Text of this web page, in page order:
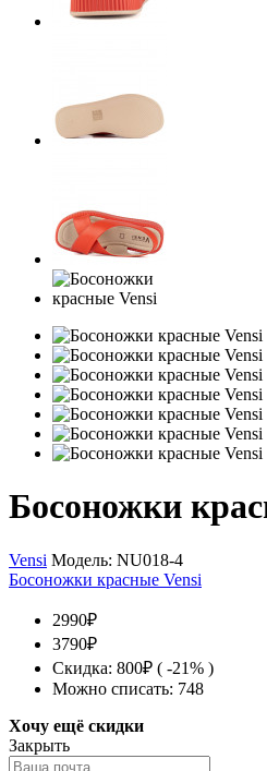
Босоножки
Vensi Модель: NU018-4
Босоножки красные Vensi
2990₽
3790₽
Скидка: 800₽ ( -21% )
Можно списать: 748
Хочу ещё скидки
Закрыть